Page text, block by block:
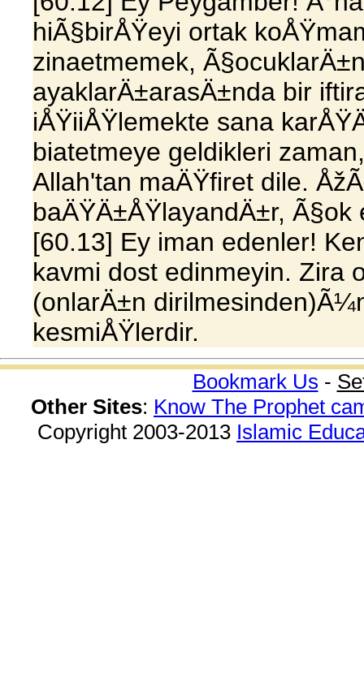
hiÃ§birÅŸeyi ortak
zinaetmemek,
ayaklarÄ±arasÄ±nda bir
iÅŸiiÅŸlemekte sana
biatetmeye geldikleri
Allah'tan maÄŸfiret dile.
baÄŸÄ±ÅŸlayandÄ±r, Ã§ok
[60.13] Ey iman edenler!
kavmi dost edinmeyin. Zira
(onlarÄ±n
kesmiÅŸlerdir.
Bookmark Us -
Other Sites: Know The Prophet
Copyright 2003-2013 Islamic